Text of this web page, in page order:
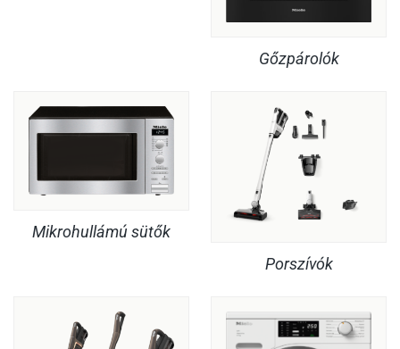
Gőzpárolók
Mikrohullámú sütők
Porszívók